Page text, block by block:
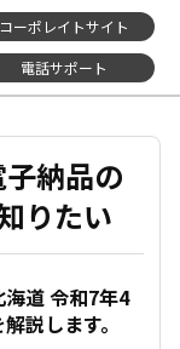
コーポレイトサイト
電話サポート
子納品の
りたい
海道 令和7年4
説します。